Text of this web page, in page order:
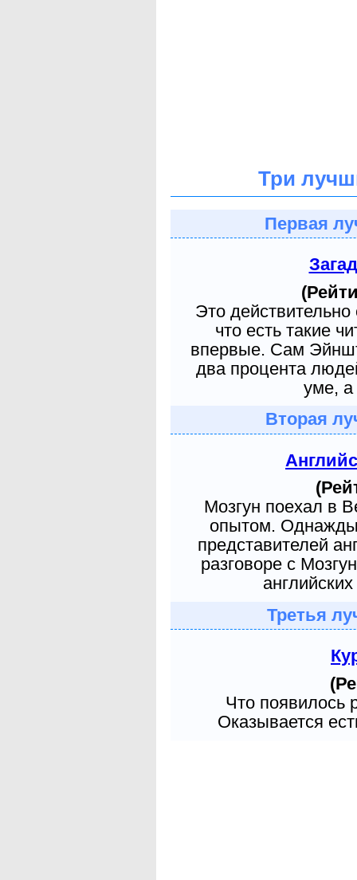
Три
Первая
Это
что есть такие
впервые. Сам
два процента
уме, а
Вторая
Мозгун поехал в
опытом. Однажды
представителей
разговоре с
Третья
Что появилось
Оказывается